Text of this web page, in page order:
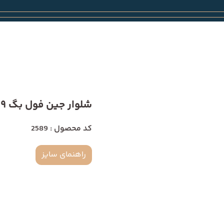
شلوار جین فول بگ 2589
کد محصول : 2589
راهنمای سایز